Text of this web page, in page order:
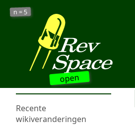
open
n = 5
Recente
wikiveranderingen